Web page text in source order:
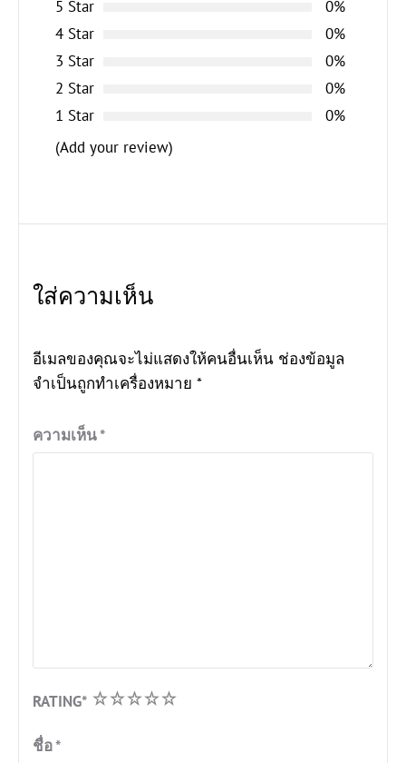
5 Star
0%
4 Star
0%
3 Star
0%
2 Star
0%
1 Star
0%
(Add your review)
ใส่ความเห็น
อีเมลของคุณจะไม่แสดงให้คนอื่นเห็น ช่องข้อมูล
จำเป็นถูกทำเครื่องหมาย *
ความเห็น*
RATING* 5
4
3
2
1
ชื่อ*